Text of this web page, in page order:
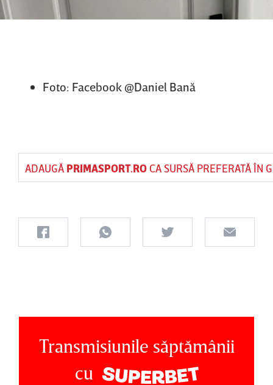
Foto: Facebook @Daniel Bană
ADAUGĂ PRIMASPORT.ROCA SURSĂ PREFERATĂ ÎN
Transmisiunile săptămânii
cu